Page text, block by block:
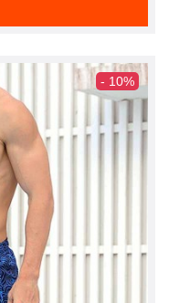
- 10%